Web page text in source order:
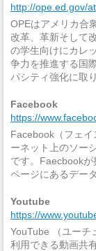
http://ope.ed.gov/
OPEはアメリカ合
改革、革新そして
の学生向けにカレ
争力を推進する国
パシティ強化に取
Facebook
https://
Facebook（フェ
ーネット上のソー
です。Faecbook
ページにあるデー
Youtube
https://
YouTube （ユーチ
利用できる動画共